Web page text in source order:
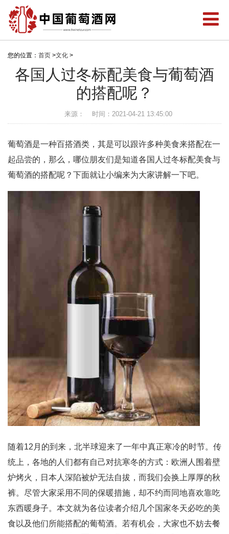
您的位置： 首页 >文化 >
各国人过冬标配美食与葡萄酒
的搭配呢？
来源： 时间：2021-04-21 13:45:00
葡萄酒是一种百搭酒类，其是可以跟许多种美食来搭配在一
起品尝的，那么，哪位朋友们是知道各国人过冬标配美食与
葡萄酒的搭配呢？下面就让小编来为大家讲解一下吧。
随着12月的到来，北半球迎来了一年中真正寒冷的时节。传
统上，各地的人们都有自己对抗寒冬的方式：欧洲人围着壁
炉烤火，日本人深陷被炉无法自拔，而我们会换上厚厚的秋
裤。尽管大家采用不同的保暖措施，却不约而同地喜欢靠吃
东西暖身子。本文就为各位读者介绍几个国家冬天必吃的美
食以及他们所能搭配的葡萄酒。若有机会，大家也不妨去餐